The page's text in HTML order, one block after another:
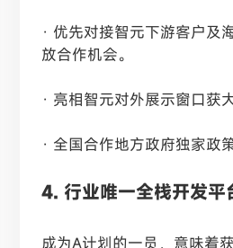
· 优先对接智元下游客户及
放合作机会。
· 亮相智元对外展示窗口获
· 全国合作地方政府独家政
4. 行业唯一全栈开发平
成为A计划的一员，意味着